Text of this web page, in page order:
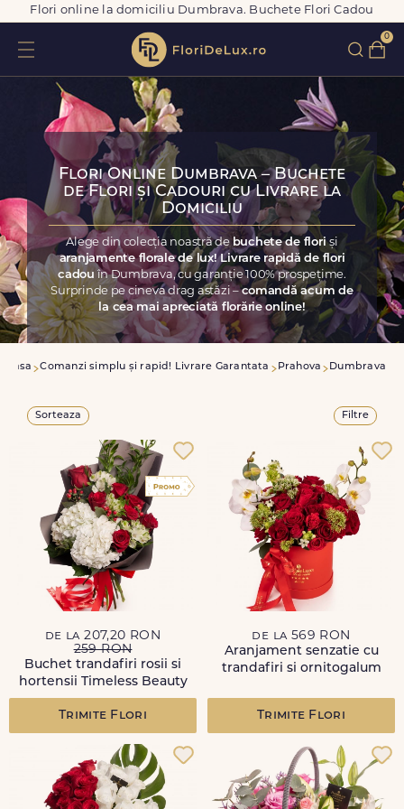
Flori online la domiciliu Dumbrava. Buchete Flori Cadou
0
Flori Online Dumbrava – Buchete
de Flori și Cadouri cu Livrare la
Domiciliu
Alege din colecția noastră de buchete de floriși
aranjamente florale de lux! Livrare rapidă de flori
cadou în Dumbrava, cu garanție 100% prospețime.
Surprinde pe cineva drag astăzi –comandă acum de
la cea mai apreciată florărie online!
Acasa Comanzi simplu și rapid! Livrare Garantata Prahova Dumbrava
Sorteaza Filtre
de la 207,20 RON
259 RON
Buchet trandafiri rosii si
hortensii Timeless Beauty
Trimite Flori
de la 569 RON
Aranjament senzatie cu
trandafiri si ornitogalum
Trimite Flori